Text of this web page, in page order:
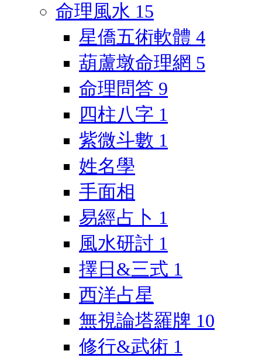
命理風水 15
星僑五術軟體 4
葫蘆墩命理網 5
命理問答 9
四柱八字 1
紫微斗數 1
姓名學
手面相
易經占卜 1
風水研討 1
擇日&三式 1
西洋占星
無視論塔羅牌 10
修行&武術 1